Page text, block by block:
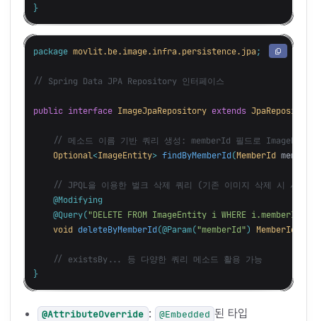
}
package movlit.be.image.infra.persistence.jpa;
// Spring Data JPA Repository 인터페이스
public interface ImageJpaRepository extends JpaRepository
// 메소드 이름 기반 쿼리 생성: memberId 필드로
Optional<ImageEntity> findByMemberId(MemberId
// JPQL을 이용한 벌크 삭제 쿼리 (기존 이미지 삭제 시 사용
@Modifying
@Query("DELETE FROM ImageEntity i WHERE i.memberId =
void deleteByMemberId(@Param("memberId") MemberId
// existsBy... 등 다양한 쿼리 메소드 활용 가능
}
@AttributeOverride : @Embedded 된 타입